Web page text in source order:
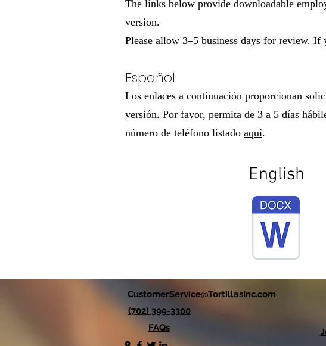
The links below provide downloadable
version.
Please allow 3–5 business days for review.
Español:
Los enlaces a continuación proporcionan
versión. Por favor, permita de 3 a 5 días
número de teléfono listado aquí.
English
CustomerService@TortillasInc.com
(702) 399-3300
FAQs